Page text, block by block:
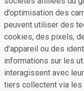
d’optimisation des
peuvent utiliser des
cookies, des pixels,
d'appareil ou des
informations sur les
interagissent avec
tiers collectent via